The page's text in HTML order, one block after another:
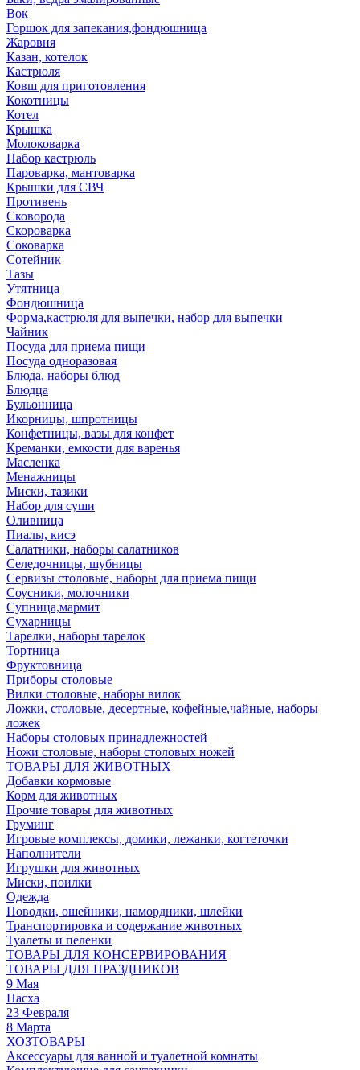
Вок
Горшок для запекания,фондюшница
Жаровня
Казан, котелок
Кастрюля
Ковш для приготовления
Кокотницы
Котел
Крышка
Молоковарка
Набор кастрюль
Пароварка, мантоварка
Крышки для СВЧ
Противень
Сковорода
Скороварка
Соковарка
Сотейник
Тазы
Утятница
Фондюшница
Форма,кастрюля для выпечки, набор для выпечки
Чайник
Посуда для приема пищи
Посуда одноразовая
Блюда, наборы блюд
Блюдца
Бульонница
Икорницы, шпротницы
Конфетницы, вазы для конфет
Креманки, емкости для варенья
Масленка
Менажницы
Миски, тазики
Набор для суши
Оливница
Пиалы, кисэ
Салатники, наборы салатников
Селедочницы, шубницы
Сервизы столовые, наборы для приема пищи
Соусники, молочники
Супница,мармит
Сухарницы
Тарелки, наборы тарелок
Тортница
Фруктовница
Приборы столовые
Вилки столовые, наборы вилок
Ложки, столовые, десертные, кофейные,чайные, наборы
ложек
Наборы столовых принадлежностей
Ножи столовые, наборы столовых ножей
ТОВАРЫ ДЛЯ ЖИВОТНЫХ
Добавки кормовые
Корм для животных
Прочие товары для животных
Груминг
Игровые комплексы, домики, лежанки, когтеточки
Наполнители
Игрушки для животных
Миски, поилки
Одежда
Поводки, ошейники, намордники, шлейки
Транспортировка и содержание животных
Туалеты и пеленки
ТОВАРЫ ДЛЯ КОНСЕРВИРОВАНИЯ
ТОВАРЫ ДЛЯ ПРАЗДНИКОВ
9 Мая
Пасха
23 Февраля
8 Марта
ХОЗТОВАРЫ
Аксессуары для ванной и туалетной комнаты